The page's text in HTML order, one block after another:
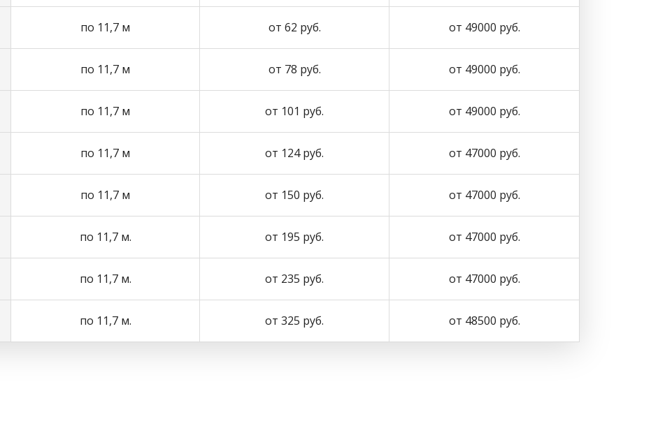
по 11,7 м от 62 руб. от 49000 руб.
по 11,7 м от 78 руб. от 49000 руб.
по 11,7 м от 101 руб. от 49000 руб.
по 11,7 м от 124 руб. от 47000 руб.
по 11,7 м от 150 руб. от 47000 руб.
по 11,7 м. от 195 руб. от 47000 руб.
по 11,7 м. от 235 руб. от 47000 руб.
по 11,7 м. от 325 руб. от 48500 руб.